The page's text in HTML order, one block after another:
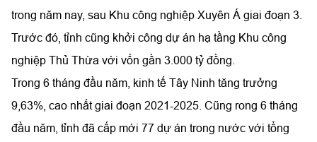
trong năm nay, sau Khu công nghiệp Xuyên Á giai đoạn 3.
Trước đó, tỉnh cũng khởi công dự án hạ tầng Khu công
nghiệp Thủ Thừa với vốn gần 3.000 tỷ đồng.
Trong 6 tháng đầu năm, kinh tế Tây Ninh tăng trưởng
9,63%, cao nhất giai đoạn 2021-2025. Cũng rong 6 tháng
đầu năm, tỉnh đã cấp mới 77 dự án trong nước với tổng